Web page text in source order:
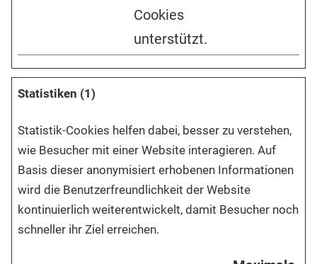
Cookies
unterstützt.
Statistiken (1)
Statistik-Cookies helfen dabei, besser zu verstehen,
wie Besucher mit einer Website interagieren. Auf
Basis dieser anonymisiert erhobenen Informationen
wird die Benutzerfreundlichkeit der Website
kontinuierlich weiterentwickelt, damit Besucher noch
schneller ihr Ziel erreichen.